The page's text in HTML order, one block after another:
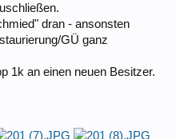
dran - ansonsten
GÜ ganz
1k an einen neuen Besitzer.